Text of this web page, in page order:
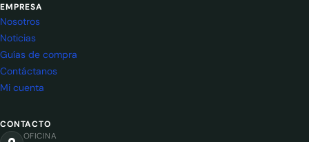
EMPRESA
Nosotros
Noticias
Guías de compra
Contáctanos
Mi cuenta
CONTACTO
OFICINA